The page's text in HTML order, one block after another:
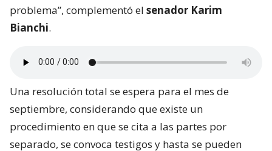
problema”, complementó el senador Karim
Bianchi.
Una resolución total se espera para el mes de
septiembre, considerando que existe un
procedimiento en que se cita a las partes por
separado, se convoca testigos y hasta se pueden